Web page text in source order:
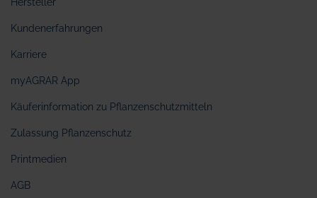
Kundenerfahrungen
Karriere
myAGRAR App
Käuferinformation zu Pflanzenschutzmitteln
Zulassung Pflanzenschutz
Printmedien
AGB